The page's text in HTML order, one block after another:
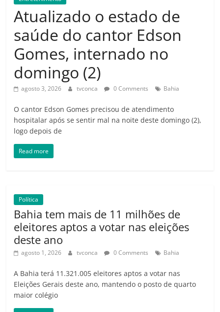
Atualizado o estado de
saúde do cantor Edson
Gomes, internado no
domingo (2)
agosto 3, 2026 tvconca 0 Comments Bahia
O cantor Edson Gomes precisou de atendimento
hospitalar após se sentir mal na noite deste domingo (2),
logo depois de
Read more
Política
Bahia tem mais de 11 milhões de
eleitores aptos a votar nas eleições
deste ano
agosto 1, 2026 tvconca 0 Comments Bahia
A Bahia terá 11.321.005 eleitores aptos a votar nas
Eleições Gerais deste ano, mantendo o posto de quarto
maior colégio